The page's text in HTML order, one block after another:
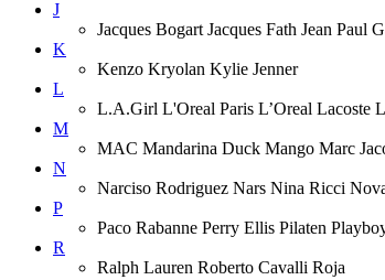
J
Jacques Bogart Jacques Fath Jean Paul
K
Kenzo Kryolan Kylie Jenner
L
L.A.Girl L'Oreal Paris L’Oreal Lacoste
M
MAC Mandarina Duck Mango Marc
N
Narciso Rodriguez Nars Nina Ricci
P
Paco Rabanne Perry Ellis Pilaten
R
Ralph Lauren Roberto Cavalli Roja